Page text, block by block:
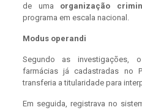
de uma organização
programa em escala nacional.
Modus operandi
Segundo as investigações,
farmácias já cadastradas no
transferia a titularidade para
Em seguida, registrava no